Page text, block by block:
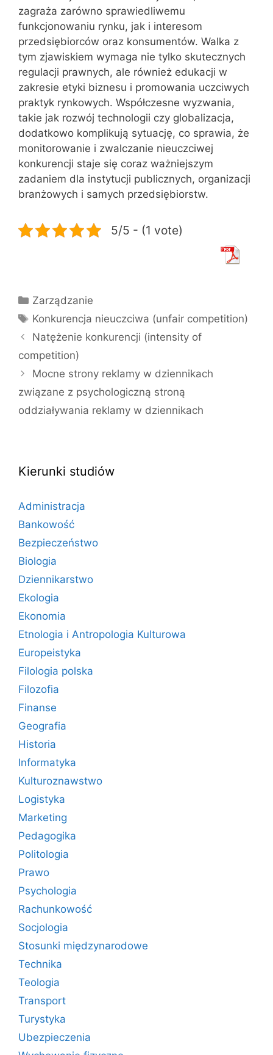
zagraża zarówno sprawiedliwemu
funkcjonowaniu rynku, jak i interesom
przedsiębiorców oraz konsumentów. Walka z
tym zjawiskiem wymaga nie tylko skutecznych
regulacji prawnych, ale również edukacji w
zakresie etyki biznesu i promowania uczciwych
praktyk rynkowych. Współczesne wyzwania,
takie jak rozwój technologii czy globalizacja,
dodatkowo komplikują sytuację, co sprawia, że
monitorowanie i zwalczanie nieuczciwej
konkurencji staje się coraz ważniejszym
zadaniem dla instytucji publicznych, organizacji
branżowych i samych przedsiębiorstw.
5/5 - (1 vote)
Kategorie
Zarządzanie
Tagi
Konkurencja nieuczciwa (unfair competition)
Natężenie konkurencji (intensity of
competition)
Mocne strony reklamy w dziennikach
związane z psychologiczną stroną
oddziaływania reklamy w dziennikach
Kierunki studiów
Administracja
Bankowość
Bezpieczeństwo
Biologia
Dziennikarstwo
Ekologia
Ekonomia
Etnologia i Antropologia Kulturowa
Europeistyka
Filologia polska
Filozofia
Finanse
Geografia
Historia
Informatyka
Kulturoznawstwo
Logistyka
Marketing
Pedagogika
Politologia
Prawo
Psychologia
Rachunkowość
Socjologia
Stosunki międzynarodowe
Technika
Teologia
Transport
Turystyka
Ubezpieczenia